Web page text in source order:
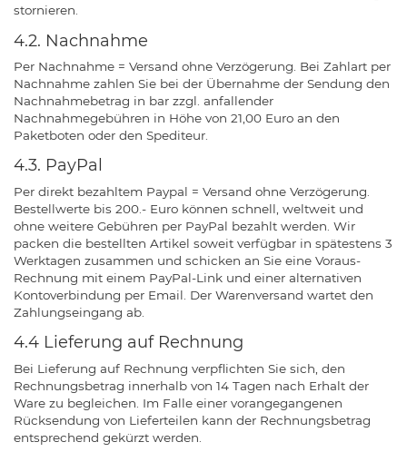
stornieren.
4.2. Nachnahme
Per Nachnahme = Versand ohne Verzögerung. Bei Zahlart per
Nachnahme zahlen Sie bei der Übernahme der Sendung den
Nachnahmebetrag in bar zzgl. anfallender
Nachnahmegebühren in Höhe von 21,00 Euro an den
Paketboten oder den Spediteur.
4.3. PayPal
Per direkt bezahltem Paypal = Versand ohne Verzögerung.
Bestellwerte bis 200.- Euro können schnell, weltweit und
ohne weitere Gebühren per PayPal bezahlt werden. Wir
packen die bestellten Artikel soweit verfügbar in spätestens 3
Werktagen zusammen und schicken an Sie eine Voraus-
Rechnung mit einem PayPal-Link und einer alternativen
Kontoverbindung per Email. Der Warenversand wartet den
Zahlungseingang ab.
4.4 Lieferung auf Rechnung
Bei Lieferung auf Rechnung verpflichten Sie sich, den
Rechnungsbetrag innerhalb von 14 Tagen nach Erhalt der
Ware zu begleichen. Im Falle einer vorangegangenen
Rücksendung von Lieferteilen kann der Rechnungsbetrag
entsprechend gekürzt werden.